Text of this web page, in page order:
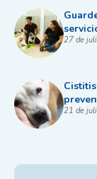
27 de
21 de